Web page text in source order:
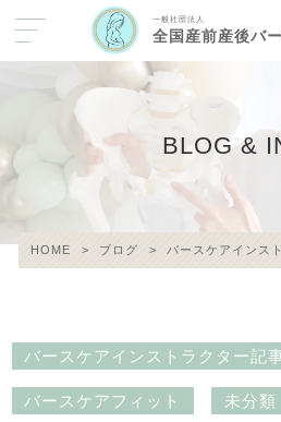
一般社団法人
全国産前産後バ
BLOG &
HOME > ブログ > バースケアインス
バースケアインストラクター記
バースケアフィット 未分類